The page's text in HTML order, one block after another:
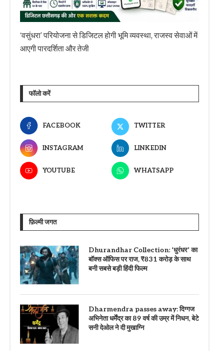
‘वसुंधरा’ परियोजना से डिजिटल होगी भूमि व्यवस्था, राजस्व सेवाओं में
आएगी पारदर्शिता और तेजी
फॉलो करें
FACEBOOK TWITTER
INSTAGRAM LINKEDIN
YOUTUBE WHATSAPP
फ़िल्मी जगत
Dhurandhar Collection: ‘धुरंधर’ का
बॉक्स ऑफिस पर राज, ₹831 करोड़ के साथ
बनी सबसे बड़ी हिंदी फिल्म
Dharmendra passes away: दिग्गज
अभिनेता धर्मेंद्र का 89 वर्ष की उम्र में निधन, बेटे
सनी देओल ने दी मुखाग्नि